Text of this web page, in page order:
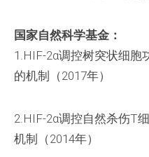
国家自然科学基金：
1.HIF-2α调控树突状细胞
的机制（2017年）
2.HIF-2α调控自然杀伤T
机制（2014年）